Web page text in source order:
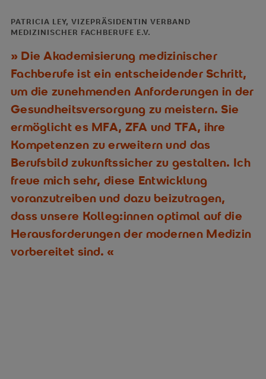
Die Akademisierung medizinischer
Fachberufe ist ein entscheidender Schritt,
um die zunehmenden Anforderungen in der
Gesundheitsversorgung zu meistern. Sie
ermöglicht es MFA, ZFA und TFA, ihre
Kompetenzen zu erweitern und das
Berufsbild zukunftssicher zu gestalten. Ich
freue mich sehr, diese Entwicklung
voranzutreiben und dazu beizutragen,
dass unsere Kolleg:innen optimal auf die
Herausforderungen der modernen Medizin
vorbereitet sind.
PATRICIA LEY, VIZEPRÄSIDENTIN VERBAND
MEDIZINISCHER FACHBERUFE E.V.